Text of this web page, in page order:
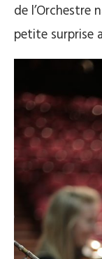
de l’Orchestre
petite surprise